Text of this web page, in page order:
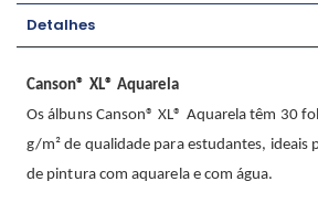
Detalhes
Canson® XL® Aquarela
Os álbuns Canson® XL® Aquarela têm 30
g/m² de qualidade para estudantes, ideais
de pintura com aquarela e com água.